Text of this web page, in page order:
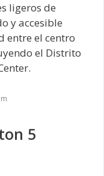
ligeros de
y accesible
entre el centro
el Distrito
5